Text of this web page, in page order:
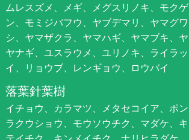
ムレスズメ、メギ、メグスリノキ、モク
ン、モミジバフウ、ヤブデマリ、ヤマグ
シ、ヤマザクラ、ヤマハギ、ヤマブキ、
ヤナギ、ユスラウメ、ユリノキ、ライラ
イ、リョウブ、レンギョウ、ロウバイ
落葉針葉樹
イチョウ、カラマツ、メタセコイア、ポン
ラクウショウ、モウソウチク、マダケ、